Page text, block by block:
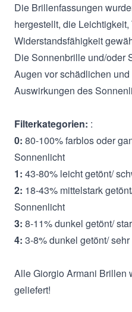
Die Brillenfassungen
hergestellt, die Leichtigkeit,
Widerstandsfähigkeit
Die Sonnenbrille und/oder
Augen vor schädlichen
Auswirkungen des
Filterkategorien: :
0: 80-100% farblos oder
Sonnenlicht
1: 43-80% leicht getönt/
2: 18-43% mittelstark
Sonnenlicht
3: 8-11% dunkel getönt/
4: 3-8% dunkel getönt/
Alle Giorgio Armani Brillen
geliefert!